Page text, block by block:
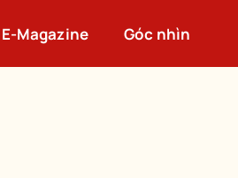
E-Magazine Góc nhìn